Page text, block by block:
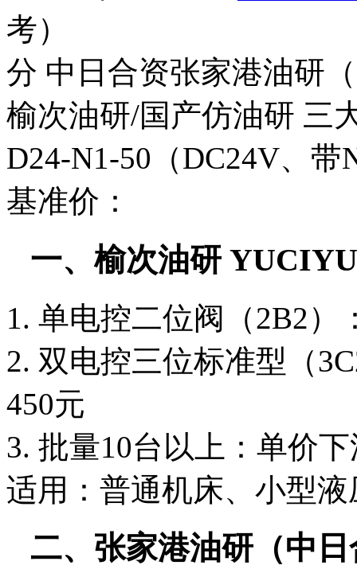
考）
分 中日合资张家港油研
榆次油研/国产仿油研 三
D24-N1-50（DC24V、
基准价：
一、榆次油研
1. 单电控二位阀（2B2）
2. 双电控三位标准型（
450元
3. 批量10台以上：单价
适用：普通机床、小型
二、张家港油研 （中